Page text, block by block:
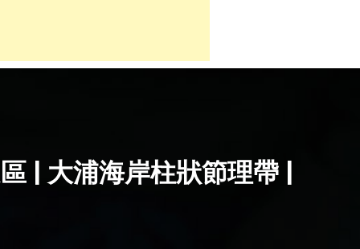
| 大浦海岸柱狀節理帶 |